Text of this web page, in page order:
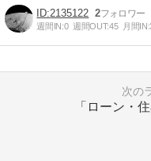
2135122 2
週間IN:0 週間OUT:45 月間IN:
次の
「ローン・